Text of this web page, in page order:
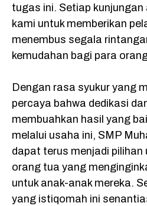
tugas ini. Setiap kunjungan
kami untuk memberikan
menembus segala
kemudahan bagi para
Dengan rasa syukur yang
percaya bahwa dedikasi
membuahkan hasil yang
melalui usaha ini, SMP
dapat terus menjadi
orang tua yang
untuk anak-anak mereka.
yang istiqomah ini